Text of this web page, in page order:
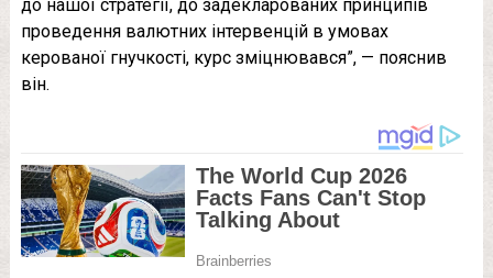
до нашої стратегії, до задекларованих принципів
проведення валютних інтервенцій в умовах
керованої гнучкості, курс зміцнювався”, — пояснив
він.